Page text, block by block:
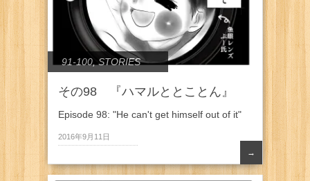
91-100 STORIES
その98 『ハマルととことん』
Episode 98: "He can't get himself out of it"
2016年9月11日
→